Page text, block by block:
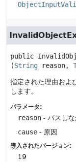
public
(String reason,
指定された理由およ
します。
パラメータ:
reason - パスしな
cause - 原因
導入されたバージョン:
19